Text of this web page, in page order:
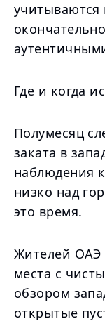
Где и когда
Полумесяц
заката в
наблюдения
низко над
это время.
Жителей ОАЭ
места с
обзором
открытые